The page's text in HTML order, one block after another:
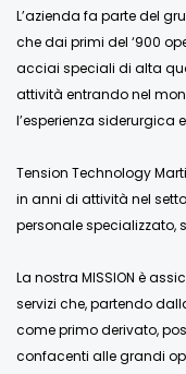
L’azienda fa parte del
che dai primi del ‘900
acciai speciali di alta
attività entrando nel
l’esperienza siderurgica
Tension Technology
in anni di attività nel
personale specializzato,
La nostra MISSION è
servizi che, partendo
come primo derivato,
confacenti alle grandi